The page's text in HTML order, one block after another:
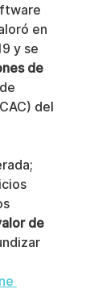
en
y se
de
del
de